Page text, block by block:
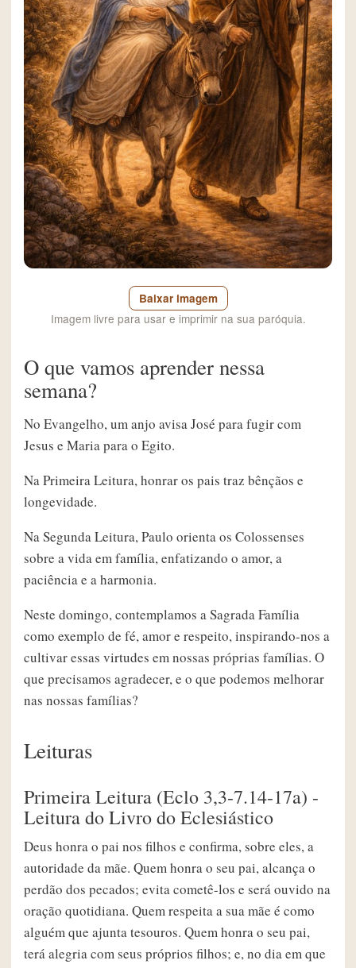
Baixar imagem
Imagem livre para usar e imprimir na sua paróquia.
O que vamos aprender nessa
semana?
No Evangelho, um anjo avisa José para fugir com
Jesus e Maria para o Egito.
Na Primeira Leitura, honrar os pais traz bênçãos e
longevidade.
Na Segunda Leitura, Paulo orienta os Colossenses
sobre a vida em família, enfatizando o amor, a
paciência e a harmonia.
Neste domingo, contemplamos a Sagrada Família
como exemplo de fé, amor e respeito, inspirando-nos a
cultivar essas virtudes em nossas próprias famílias. O
que precisamos agradecer, e o que podemos melhorar
nas nossas famílias?
Leituras
Primeira Leitura (Eclo 3,3-7.14-17a) -
Leitura do Livro do Eclesiástico
Deus honra o pai nos filhos e confirma, sobre eles, a
autoridade da mãe. Quem honra o seu pai, alcança o
perdão dos pecados; evita cometê-los e será ouvido na
oração quotidiana. Quem respeita a sua mãe é como
alguém que ajunta tesouros. Quem honra o seu pai,
terá alegria com seus próprios filhos; e, no dia em que